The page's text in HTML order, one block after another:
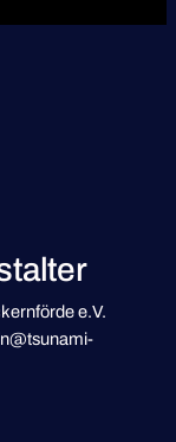
e.V.